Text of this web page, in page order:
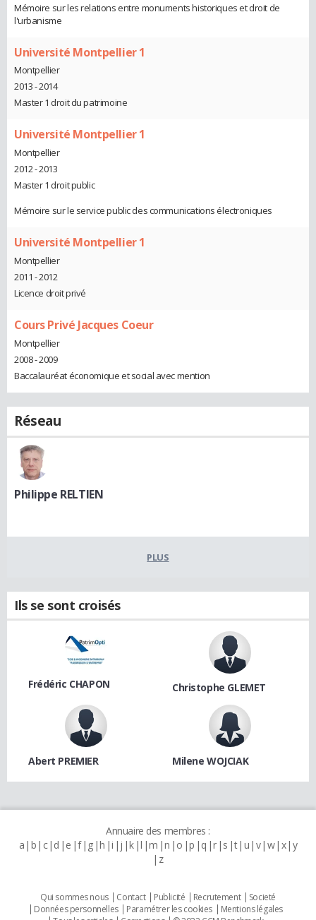
Mémoire sur les relations entre monuments historiques et droit de
l'urbanisme
Université Montpellier 1
Montpellier
2013 - 2014
Master 1 droit du patrimoine
Université Montpellier 1
Montpellier
2012 - 2013
Master 1 droit public
Mémoire sur le service public des communications électroniques
Université Montpellier 1
Montpellier
2011 - 2012
Licence droit privé
Cours Privé Jacques Coeur
Montpellier
2008 - 2009
Baccalauréat économique et social avec mention
Réseau
Philippe RELTIEN
PLUS
Ils se sont croisés
Frédéric CHAPON Christophe GLEMET
Abert PREMIER Milene WOJCIAK
Annuaire des membres :
a b c d e f g h i j k l m n o p q r s t u v w x y
z
Qui sommes nous Contact Publicité Recrutement
Societé
Données personnelles
Paramétrer les cookies
Mentions légales